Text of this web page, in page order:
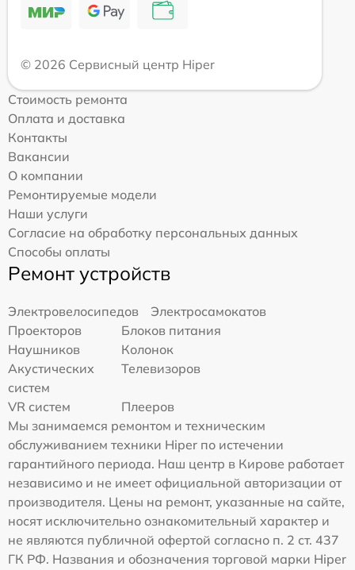
© 2026 Сервисный центр Hiper
Стоимость ремонта
Оплата и доставка
Контакты
Вакансии
О компании
Ремонтируемые модели
Наши услуги
Согласие на обработку персональных данных
Способы оплаты
Ремонт устройств
Электровелосипедов
Электросамокатов
Проекторов
Блоков питания
Наушников
Колонок
Акустических
систем
Телевизоров
VR систем
Плееров
Мы занимаемся ремонтом и техническим
обслуживанием техники Hiper по истечении
гарантийного периода. Наш центр в Кирове работает
независимо и не имеет официальной авторизации от
производителя. Цены на ремонт, указанные на сайте,
носят исключительно ознакомительный характер и
не являются публичной офертой согласно п. 2 ст. 437
ГК РФ. Названия и обозначения торговой марки Hiper